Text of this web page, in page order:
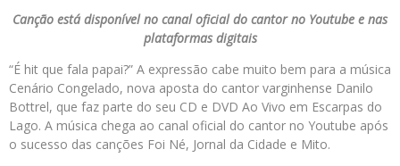
Canção está disponível no canal oficial do cantor no Youtube e nas
plataformas digitais
“É hit que fala papai?” A expressão cabe muito bem para a música
Cenário Congelado, nova aposta do cantor varginhense Danilo
Bottrel, que faz parte do seu CD e DVD Ao Vivo em Escarpas do
Lago. A música chega ao canal oficial do cantor no Youtube após
o sucesso das canções Foi Né, Jornal da Cidade e Mito.